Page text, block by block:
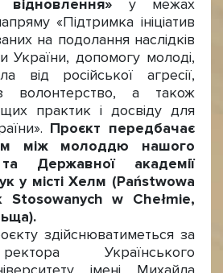
у межах
«Підтримка ініціатив
на подолання наслідків
України, допомогу молоді,
від російської агресії,
волонтерство, а також
практик і досвіду для
Проєкт передбачає
між молоддю нашого
та Державної академії
у місті Хелм (Państwowa
Stosowanych w Chełmie,
здійснюватиметься за
Українського